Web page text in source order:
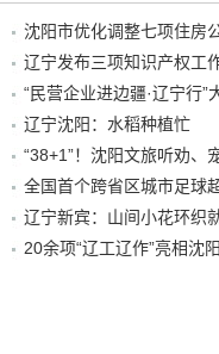
沈阳市优化调整七项住房
辽宁发布三项知识产权工
“民营企业进边疆·辽宁行”
辽宁沈阳：水稻种植忙
辽宁新宾：山间小花环织
20余项“辽工辽作”亮相沈